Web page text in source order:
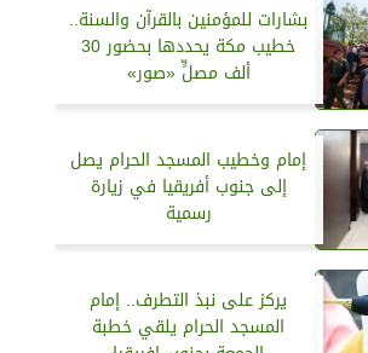
بشارات للمؤمنين بالقرآن والسنة..
خطيب مكة يحددها بحضور 30
ألف مصلٍّ «صور»
إمام وخطيب المسجد الحرام يصل
إلى جنوب أفريقيا في زيارة
رسمية
يركز على نبذ التطرف.. إمام
المسجد الحرام يلقي خطبة